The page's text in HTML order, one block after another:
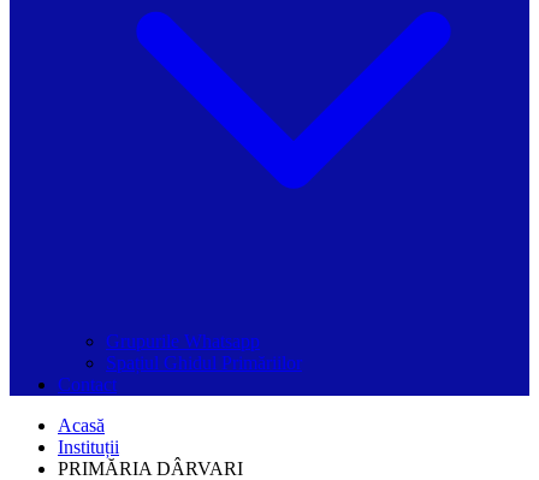
Grupurile Whatsapp
Spațiul Ghidul Primăriilor
Contact
Acasă
Instituții
PRIMĂRIA DÂRVARI